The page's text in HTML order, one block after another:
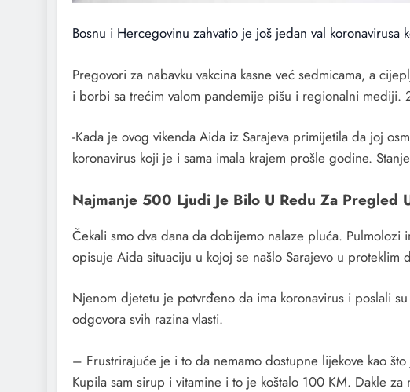
Bosnu i Hercegovinu zahvatio je još jedan val
Pregovori za nabavku vakcina kasne već sedmicama, a
i borbi sa trećim valom pandemije pišu i regionalni mediji.
-Kada je ovog vikenda Aida iz Sarajeva primijetila da joj
koronavirus koji je i sama imala krajem prošle godine.
Najmanje 500 Ljudi Je Bilo U Redu Za Pregled
Čekali smo dva dana da dobijemo nalaze pluća.
opisuje Aida situaciju u kojoj se našlo Sarajevo u proteklim
Njenom djetetu je potvrđeno da ima koronavirus i poslali
odgovora svih razina vlasti.
– Frustrirajuće je i to da nemamo dostupne lijekove kao
Kupila sam sirup i vitamine i to je koštalo 100 KM. Dakle